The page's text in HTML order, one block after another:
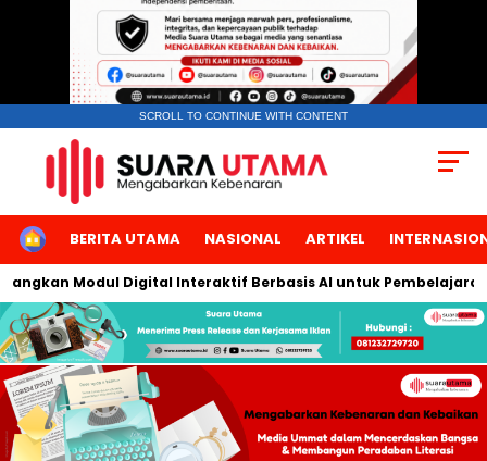
SCROLL TO CONTINUE WITH CONTENT
HOMEBERITA UTAMA NASIONAL ARTIKEL
Modul Digital Interaktif Berbasis AI untuk Pembelajaran